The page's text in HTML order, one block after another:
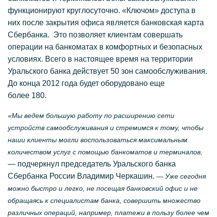
функционируют круглосуточно. «Ключом» доступа в
них после закрытия офиса является банковская карта
Сбербанка. Это позволяет клиентам совершать
операции на банкоматах в комфортных и безопасных
условиях. Всего в настоящее время на территории
Уральского банка действует 50 зон самообслуживания.
До конца 2012 года будет оборудовано еще
более 180.
«Мы ведем большую работу по расширению сети
устройств самообслуживания и стремимся к тому, чтобы
наши клиенты могли воспользоваться максимальным
количеством услуг с помощью банкоматов и терминалов,
— подчеркнул председатель Уральского банка
Сбербанка России Владимир Черкашин. — Уже сегодня
можно быстро и легко, не посещая банковский офис и не
обращаясь к специалистам банка, совершить множество
различных операций, например, платежи в пользу более чем